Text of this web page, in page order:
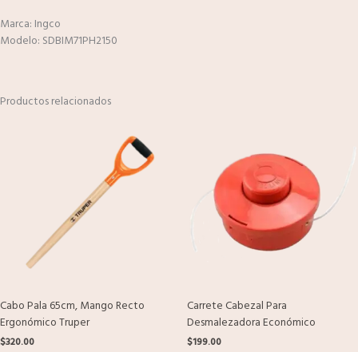
Marca: Ingco
Modelo: SDBIM71PH2150
Productos relacionados
Cabo Pala 65cm, Mango Recto
Ergonómico Truper
$320.00
Carrete Cabezal Para
Desmalezadora Económico
$199.00